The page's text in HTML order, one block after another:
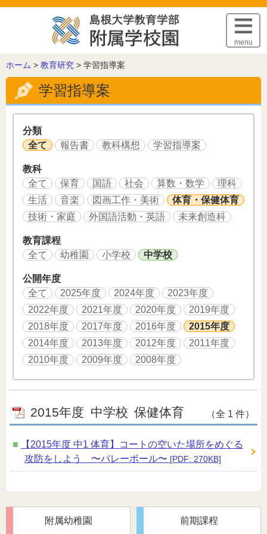
このページの本文へ
menu
こ
の
ー
ジ
ホーム > 教育研究 > 学習指導案
学習指導案
分類
全て
報告書 教科構想 学習指導案
教科
全て
保育 国語 社会 算数・数学
理科
生活
音楽 図画工作・美術
体育・保健体育
技術・家庭
外国語活動・英語 未来創造科
教育課程
全て
幼稚園 小学校 中学校
公開年度
全て
2025年度 2024年度
2023年度
2022年度
2021年度 2020年度
2019年度
2018年度
2017年度 2016年度
2015年度
2014年度
2013年度 2012年度
2011年度
2010年度
2009年度 2008年度
2015年度 中学校 保健体育 （全 1 件）
【2015年度 中1 体育】コートの空いた場所をめぐる
攻防をしよう 〜バレーボール〜 [PDF: 270KB]
附属幼稚園 前期課程